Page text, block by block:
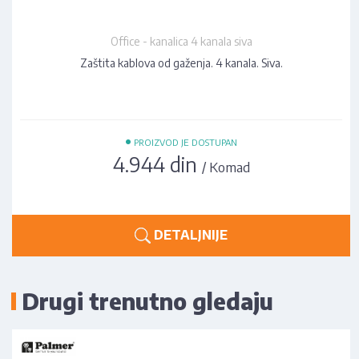
Office - kanalica 4 kanala siva
Zaštita kablova od gaženja. 4 kanala. Siva.
• PROIZVOD JE DOSTUPAN
4.944 din / Komad
DETALJNIJE
Drugi trenutno gledaju